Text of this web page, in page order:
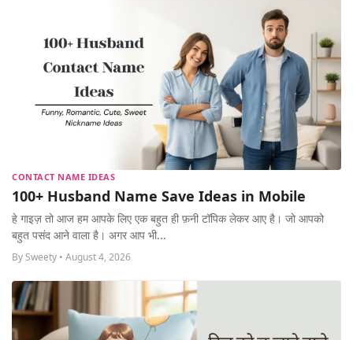
CONTACT NAME IDEAS
100+ Husband Name Save Ideas in Mobile
हे गाइज़ तो आज हम आपके लिए एक बहुत ही फ़नी टॉपिक लेकर आए है। जो आपको
बहुत पसंद आने वाला है। अगर आप भी...
By Sweety • August 4, 2026